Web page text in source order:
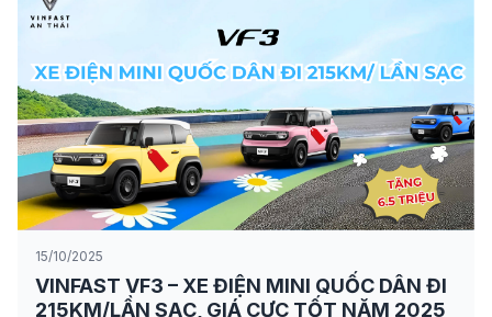
15/10/2025
VINFAST VF3 – XE ĐIỆN MINI QUỐC DÂN ĐI
215KM/LẦN SẠC, GIÁ CỰC TỐT NĂM 2025